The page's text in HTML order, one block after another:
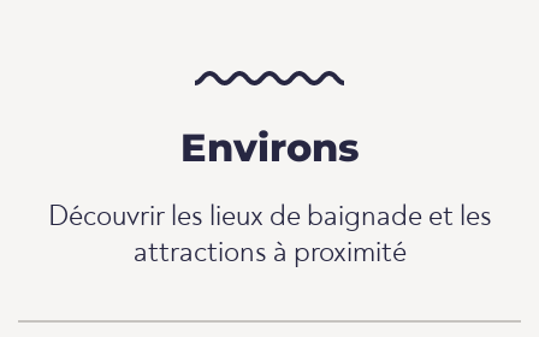
Environs
Découvrir les lieux de baignade et les
attractions à proximité